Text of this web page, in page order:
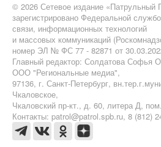
© 2026 Сетевое издание «Патрульный
зарегистрировано Федеральной
связи, информационных технологий
и массовых коммуникаций
номер ЭЛ № ФС 77 - 82871 от
Главный редактор: Солдатова Софья
ООО "Региональные медиа",
97136, г. Санкт-Петербург,
Чкаловское,
Чкаловский пр-кт., д. 60, литера Д,
Контакты: patrol@patrol.spb.ru, 8 (812)